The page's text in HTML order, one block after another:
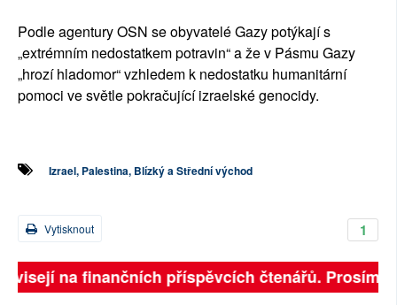
Podle agentury OSN se obyvatelé Gazy potýkají s
„extrémním nedostatkem potravin“ a že v Pásmu Gazy
„hrozí hladomor“ vzhledem k nedostatku humanitární
pomoci ve světle pokračující izraelské genocidy.
Izrael, Palestina, Blízký a Střední východ
1
Vytisknout
na finančních příspěvcích čtenářů. Prosíme,